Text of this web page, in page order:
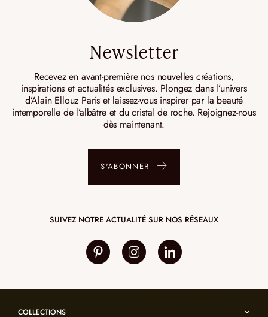
Newsletter
Recevez en avant-première nos nouvelles créations,
inspirations et actualités exclusives. Plongez dans l’univers
d’Alain Ellouz Paris et laissez-vous inspirer par la beauté
intemporelle de l’albâtre et du cristal de roche. Rejoignez-nous
dès maintenant.
S'ABONNER
SUIVEZ NOTRE ACTUALITÉ SUR NOS RÉSEAUX
COLLECTIONS